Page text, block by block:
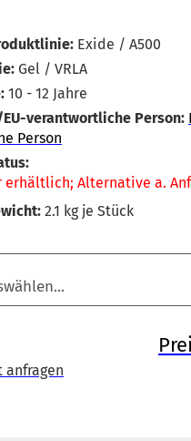
Exide / A500
Gel / VRLA
10 - 12 Jahre
verantwortliche Person:
Person
erhältlich; Alternative a.
2.1 kg je Stück
anfragen